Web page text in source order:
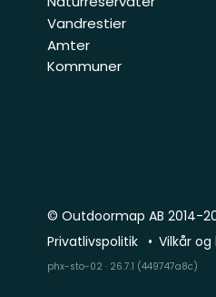
Vandrestier
Amter
Kommuner
© Outdoormap AB 2014-
Privatlivspolitik
Vilkår
phx-sto-02 · 26.7.1 (449747a8c)